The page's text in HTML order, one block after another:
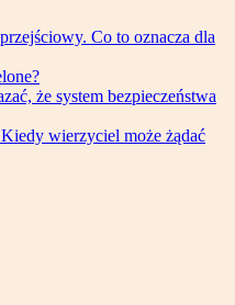
Co to oznacza dla
że system bezpieczeństwa
wierzyciel może żądać